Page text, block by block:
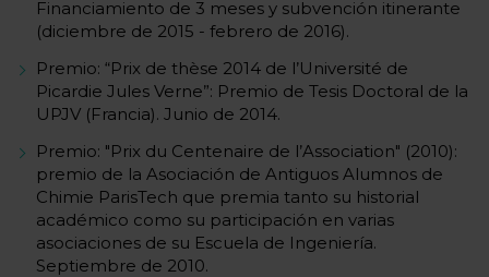
Financiamiento de 3 meses y subvención itinerante
(diciembre de 2015 - febrero de 2016).
Premio: “Prix de thèse 2014 de l’Université de
Picardie Jules Verne”: Premio de Tesis Doctoral de la
UPJV (Francia). Junio de 2014.
Premio: "Prix du Centenaire de l’Association" (2010):
premio de la Asociación de Antiguos Alumnos de
Chimie ParisTech que premia tanto su historial
académico como su participación en varias
asociaciones de su Escuela de Ingeniería.
Septiembre de 2010.